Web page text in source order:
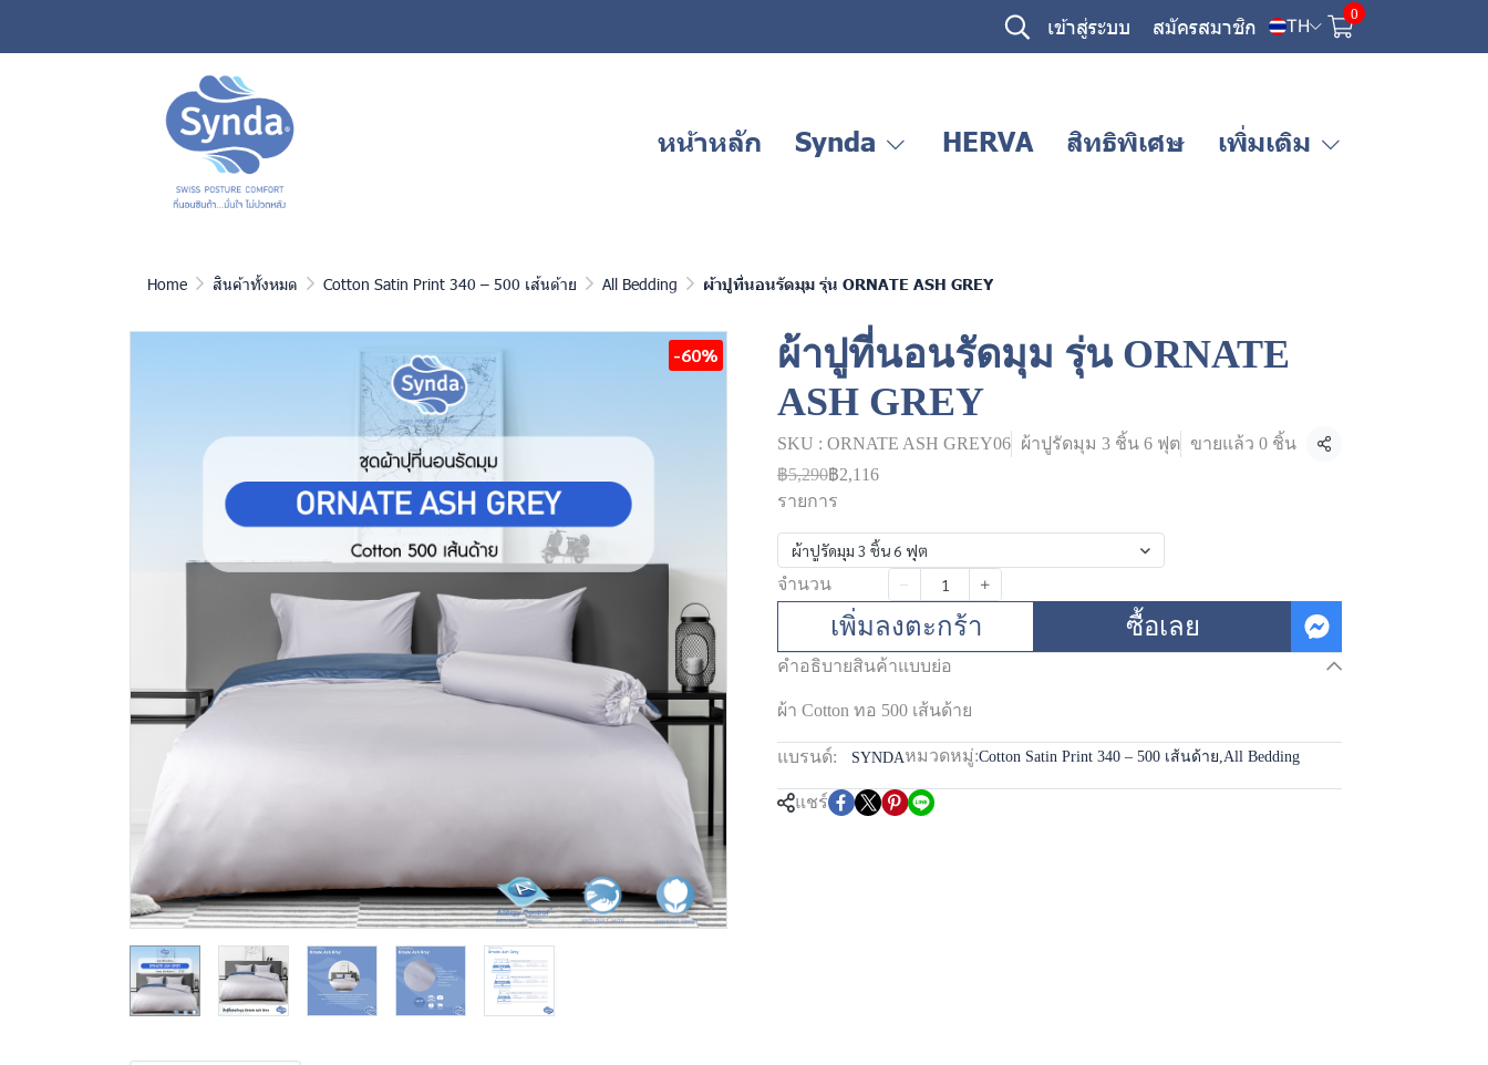
เข้าสู่ระบบ สมัครสมาชิก TH
0
หน้าหลัก Synda HERVA สิทธิพิเศษ เพิ่มเติม
Home สินค้าทั้งหมด Cotton Satin Print 340 – 500 เส้นด้าย All Bedding ผ้าปูที่นอนรัดมุม รุ่น ORNATE ASH GREY
-60%
ผ้าปูที่นอนรัดมุม รุ่น ORNATE
ASH GREY
SKU : ORNATE ASH GREY06 ผ้าปูรัดมุม 3 ชิ้น 6 ฟุต ขายแล้ว 0 ชิ้น แชร์
฿5,290฿2,116
รายการ
ผ้าปูรัดมุม 3 ชิ้น 6 ฟุต
จำนวน
เพิ่มลงตะกร้า ซื้อเลย
คำอธิบายสินค้าแบบย่อ
ผ้า Cotton ทอ 500 เส้นด้าย
แบรนด์: SYNDAหมวดหมู่:Cotton Satin Print 340 – 500 เส้นด้าย,All Bedding
แชร์